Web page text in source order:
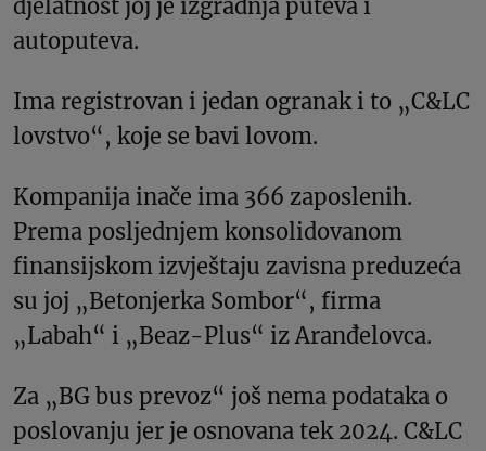
djelatnost joj je izgradnja puteva i
autoputeva.
Ima registrovan i jedan ogranak i to „C&LC
lovstvo“, koje se bavi lovom.
Kompanija inače ima 366 zaposlenih.
Prema posljednjem konsolidovanom
finansijskom izvještaju zavisna preduzeća
su joj „Betonjerka Sombor“, firma
„Labah“ i „Beaz-Plus“ iz Aranđelovca.
Za „BG bus prevoz“ još nema podataka o
poslovanju jer je osnovana tek 2024. C&LC